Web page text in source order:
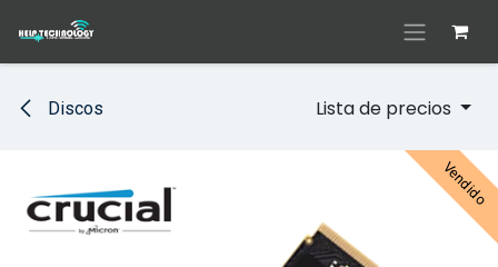
Discos Lista de precios
Vendido